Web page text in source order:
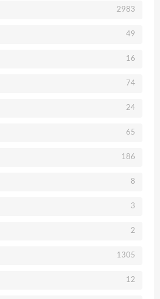
2983
49
16
74
24
65
186
8
3
2
1305
12